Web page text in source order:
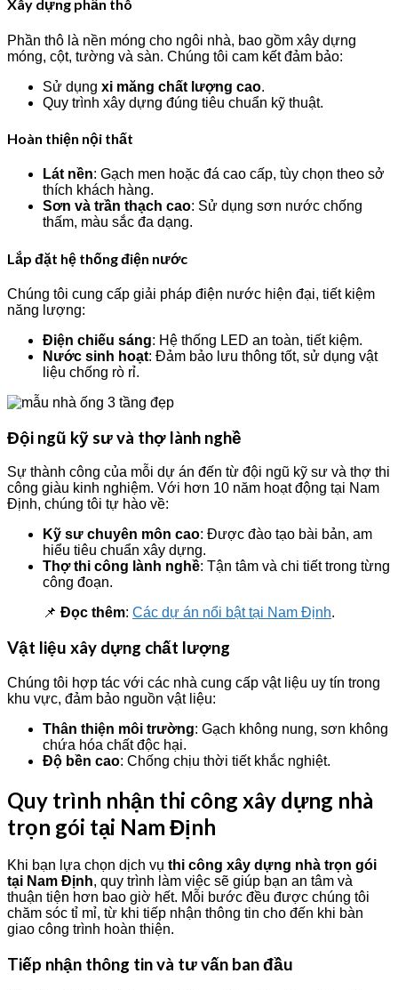
Xây dựng phần thô
Phần thô là nền móng cho ngôi nhà, bao gồm xây dựng
móng, cột, tường và sàn. Chúng tôi cam kết đảm bảo:
Sử dụng xi măng chất lượng cao.
Quy trình xây dựng đúng tiêu chuẩn kỹ thuật.
Hoàn thiện nội thất
Lát nền: Gạch men hoặc đá cao cấp, tùy chọn theo sở
thích khách hàng.
Sơn và trần thạch cao: Sử dụng sơn nước chống
thấm, màu sắc đa dạng.
Lắp đặt hệ thống điện nước
Chúng tôi cung cấp giải pháp điện nước hiện đại, tiết kiệm
năng lượng:
Điện chiếu sáng: Hệ thống LED an toàn, tiết kiệm.
Nước sinh hoạt: Đảm bảo lưu thông tốt, sử dụng vật
liệu chống rò rỉ.
Đội ngũ kỹ sư và thợ lành nghề
Sự thành công của mỗi dự án đến từ đội ngũ kỹ sư và thợ thi
công giàu kinh nghiệm. Với hơn 10 năm hoạt động tại Nam
Định, chúng tôi tự hào về:
Kỹ sư chuyên môn cao: Được đào tạo bài bản, am
hiểu tiêu chuẩn xây dựng.
Thợ thi công lành nghề: Tận tâm và chi tiết trong từng
công đoạn.
📌 Đọc thêm: Các dự án nổi bật tại Nam Định.
Vật liệu xây dựng chất lượng
Chúng tôi hợp tác với các nhà cung cấp vật liệu uy tín trong
khu vực, đảm bảo nguồn vật liệu:
Thân thiện môi trường: Gạch không nung, sơn không
chứa hóa chất độc hại.
Độ bền cao: Chống chịu thời tiết khắc nghiệt.
Quy trình nhận thi công xây dựng nhà
trọn gói tại Nam Định
Khi bạn lựa chọn dịch vụ thi công xây dựng nhà trọn gói
tại Nam Định, quy trình làm việc sẽ giúp bạn an tâm và
thuận tiện hơn bao giờ hết. Mỗi bước đều được chúng tôi
chăm sóc tỉ mỉ, từ khi tiếp nhận thông tin cho đến khi bàn
giao công trình hoàn thiện.
Tiếp nhận thông tin và tư vấn ban đầu